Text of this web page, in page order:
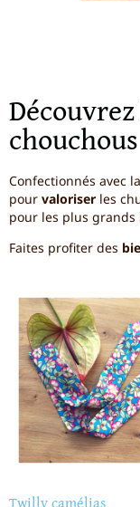
Confectionnés avec
pour valoriser les
pour les plus grands
Faites profiter des